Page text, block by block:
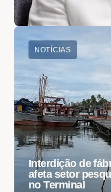
NOTÍCIAS
Interdição de
afeta setor
no Terminal